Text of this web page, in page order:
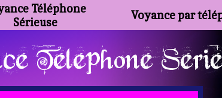
Téléphone
Sérieuse
Voyance par
Telephone